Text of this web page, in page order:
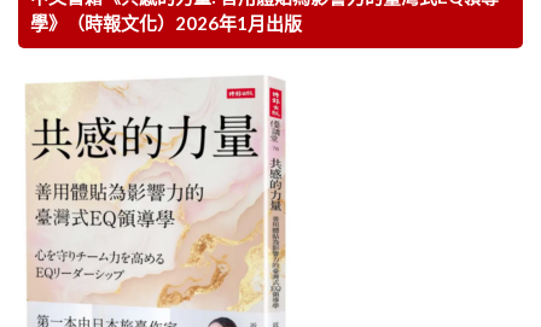
學》（時報文化）2026年1月出版